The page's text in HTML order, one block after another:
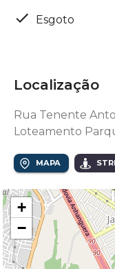
Esgoto
Localização
Rua Tenente
Loteamento
MAPA
+
−